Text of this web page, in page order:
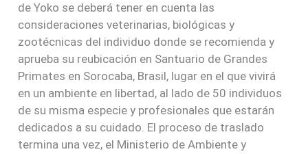
de Yoko se deberá tener en cuenta las
consideraciones veterinarias, biológicas y
zootécnicas del individuo donde se recomienda y
aprueba su reubicación en Santuario de Grandes
Primates en Sorocaba, Brasil, lugar en el que vivirá
en un ambiente en libertad, al lado de 50 individuos
de su misma especie y profesionales que estarán
dedicados a su cuidado. El proceso de traslado
termina una vez, el Ministerio de Ambiente y